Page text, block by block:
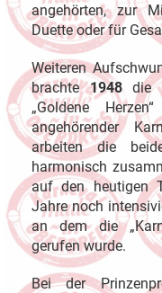
angehörten, zur
Duette oder für
Weiteren
brachte1948die
„Goldene
angehörender
arbeiten die
harmonisch
auf den heutigen
Jahre noch
an dem die
gerufen wurde.
Bei der